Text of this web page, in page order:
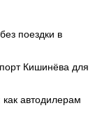
поездки в
Кишинёва для
автодилерам